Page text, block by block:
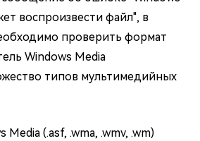
воспроизвести файл", в
проверить формат
Windows Media
типов мультимедийных
(.asf, .wma, .wmv, .wm)